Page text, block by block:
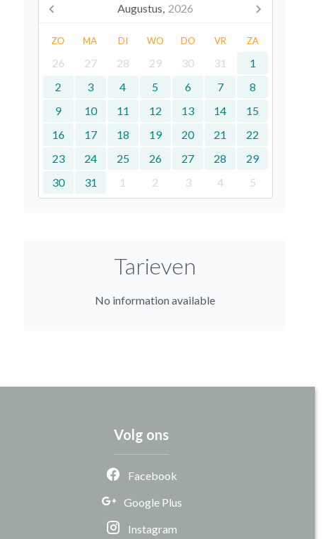
Augustus, 2026
ZO MA DI WO DO VR ZA
26 27 28 29 30 31
1
2
3 4 5 6 7
8
9
10 11 12 13 14
15
16
17 18 19 20 21
22
23
24 25 26 27 28
29
30
31 1 2 3 4 5
Tarieven
No information available
Volg ons
Facebook
Google Plus
Instagram